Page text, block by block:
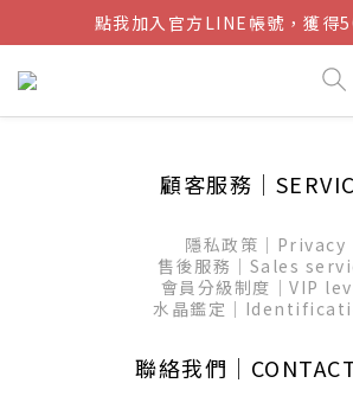
結帳金額滿$1080超取
點我加入官方LINE帳號，獲得
結帳金額滿$1080超取
顧客服務
隱私政策│Privacy
售後服務│Sales
會員分級制度│VIP
水晶鑑定
聯絡我們